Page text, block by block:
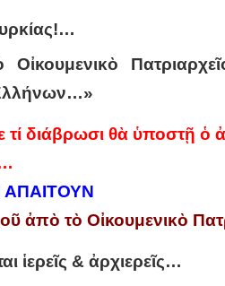
τί διάβρωσι θὰ ὑποστῇ ὁ
ΑΠΑΙΤΟΥΝ
ἀπὸ τὸ Οἰκουμενικὸ
ἱερεῖς & ἀρχιερεῖς…